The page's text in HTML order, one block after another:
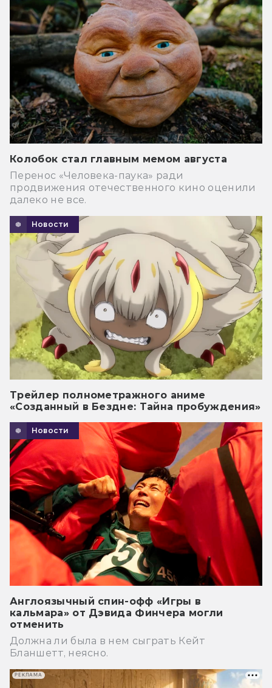
Колобок стал главным мемом августа
Перенос «Человека-паука» ради
продвижения отечественного кино оценили
далеко не все.
Новости
Трейлер полнометражного аниме
«Созданный в Бездне: Тайна пробуждения»
Новости
Англоязычный спин-офф «Игры в
кальмара» от Дэвида Финчера могли
отменить
Должна ли была в нем сыграть Кейт
Бланшетт, неясно.
РЕКЛАМА